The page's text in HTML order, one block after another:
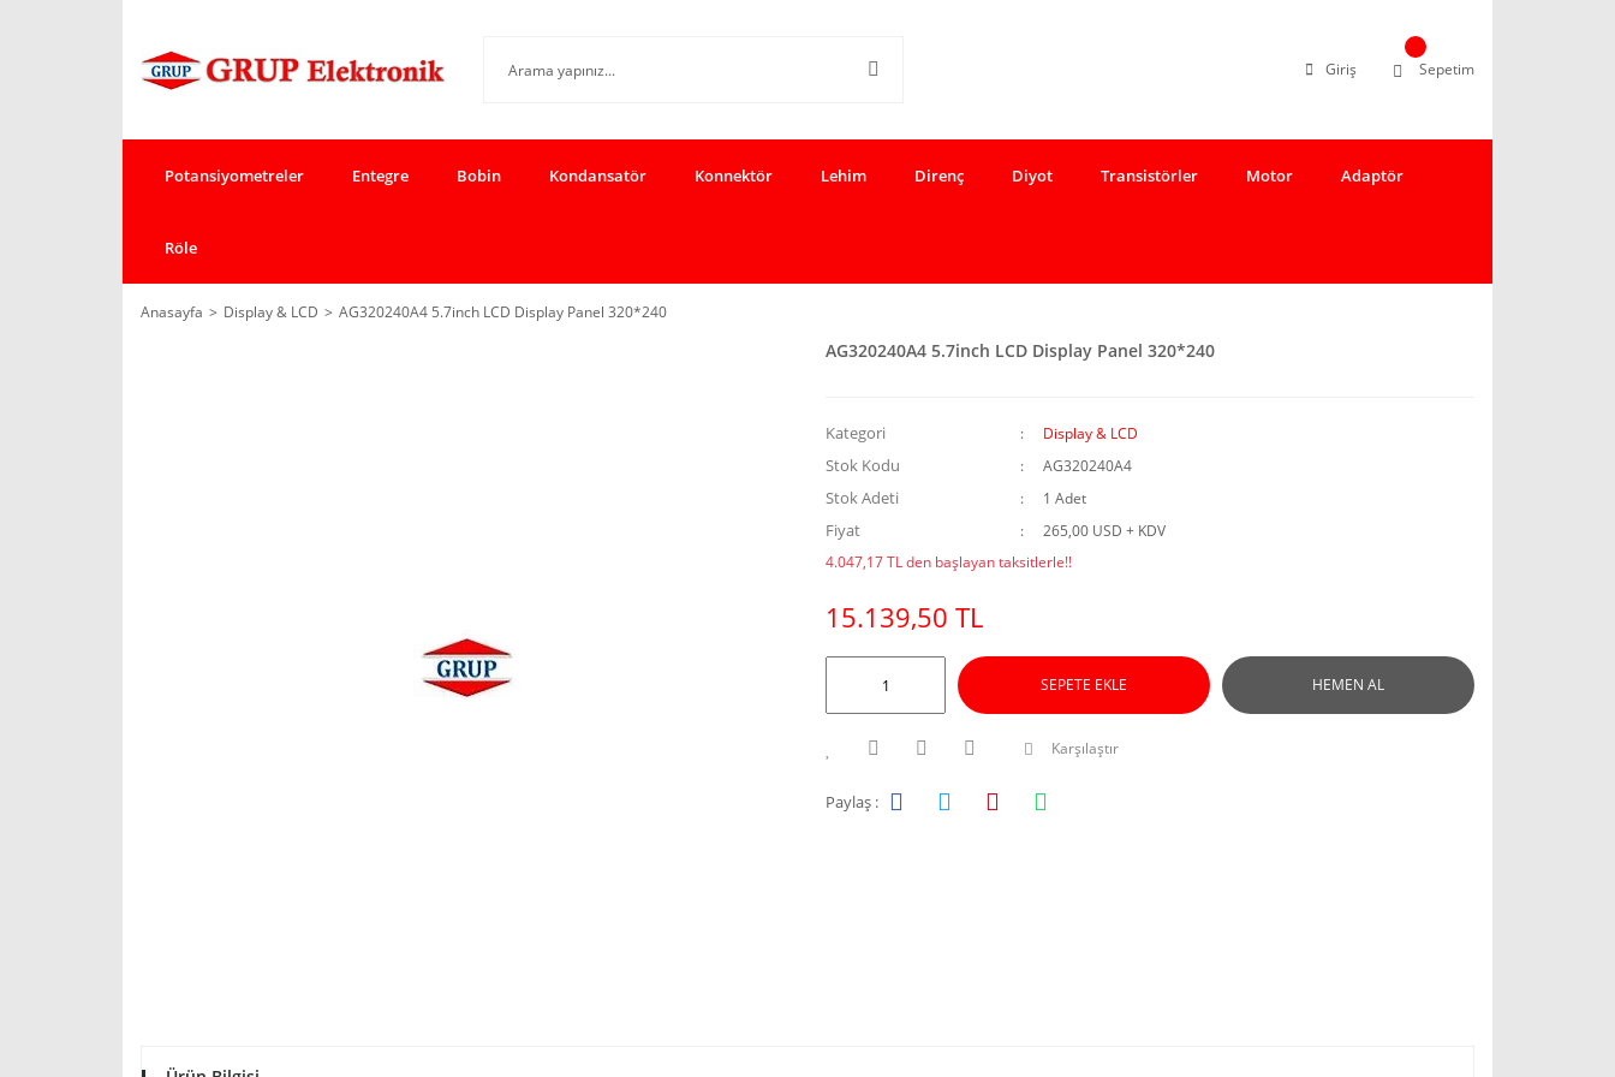
Giriş Sepetim
Potansiyometreler Entegre Bobin Kondansatör Konnektör Lehim Direnç Diyot Transistörler Motor Adaptör
Röle
Anasayfa Display & LCD AG320240A4 5.7inch LCD Display Panel 320*240
AG320240A4 5.7inch LCD Display Panel 320*240
Kategori Display & LCD
Stok Kodu AG320240A4
Stok Adeti 1 Adet
Fiyat
265,00 USD + KDV
4.047,17 TL den başlayan taksitlerle!!
15.139,50 TL
SEPETE EKLE HEMEN AL
Karşılaştır
Paylaş :